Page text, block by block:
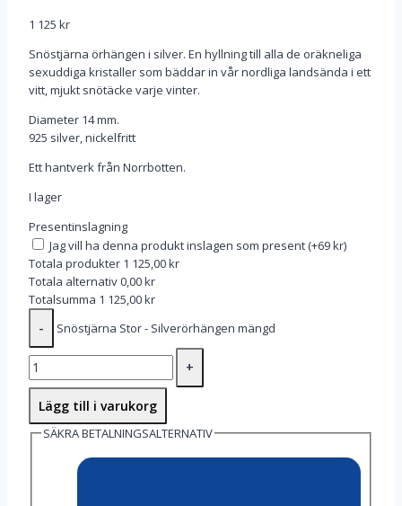
1 125 kr
Snöstjärna örhängen i silver. En hyllning till alla de oräkneliga
sexuddiga kristaller som bäddar in vår nordliga landsända i ett
vitt, mjukt snötäcke varje vinter.
Diameter 14 mm.
925 silver, nickelfritt
Ett hantverk från Norrbotten.
I lager
Presentinslagning
Jag vill ha denna produkt inslagen som present(+69 kr)
Totala produkter 1 125,00 kr
Totala alternativ0,00 kr
Totalsumma 1 125,00 kr
Snöstjärna Stor - Silverörhängen mängd
Lägg till i varukorg
SÄKRA BETALNINGSALTERNATIV